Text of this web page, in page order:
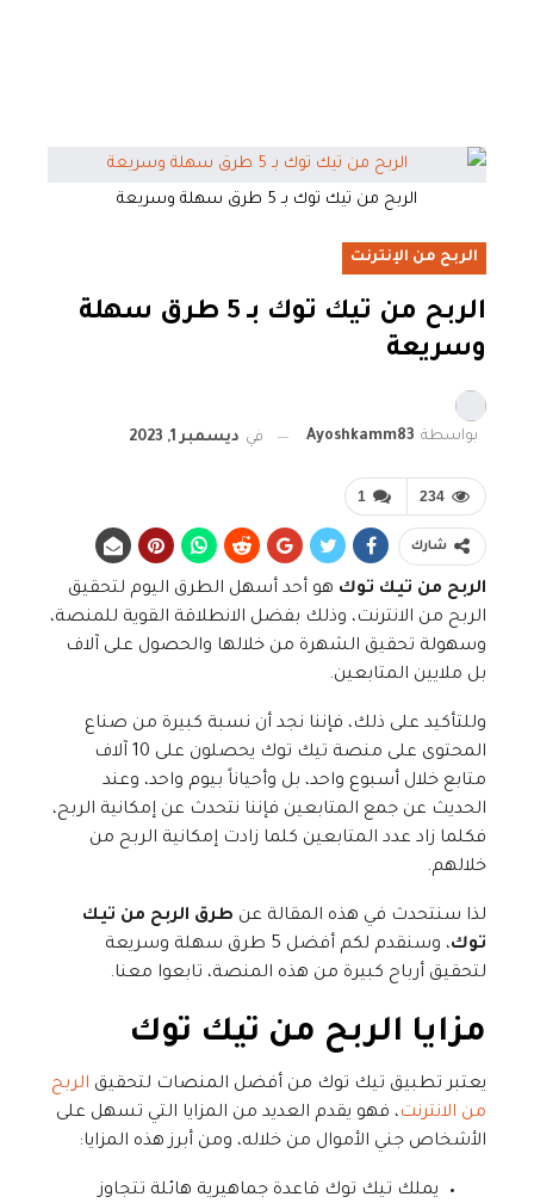
الربح من تيك توك بـ 5 طرق سهلة وسريعة
الربح من الإنترنت
الربح من تيك توك بـ 5 طرق سهلة
وسريعة
بواسطة Ayoshkamm83 في ديسمبر 1, 2023
1 234
شارك
الربح من تيك توك هو أحد أسهل الطرق اليوم لتحقيق
الربح من الانترنت، وذلك بفضل الانطلاقة القوية للمنصة،
وسهولة تحقيق الشهرة من خلالها والحصول على آلاف
بل ملايين المتابعين.
وللتأكيد على ذلك، فإننا نجد أن نسبة كبيرة من صناع
المحتوى على منصة تيك توك يحصلون على 10 آلاف
متابع خلال أسبوع واحد، بل وأحياناً بيوم واحد، وعند
الحديث عن جمع المتابعين فإننا نتحدث عن إمكانية الربح،
فكلما زاد عدد المتابعين كلما زادت إمكانية الربح من
خلالهم.
لذا سنتحدث في هذه المقالة عن طرق الربح من تيك
توك
، وسنقدم لكم أفضل 5 طرق سهلة وسريعة
لتحقيق أرباح كبيرة من هذه المنصة، تابعوا معنا.
مزايا الربح من تيك توك
يعتبر تطبيق تيك توك من أفضل المنصات لتحقيق الربح
من الانترنت، فهو يقدم العديد من المزايا التي تسهل على
الأشخاص جني الأموال من خلاله، ومن أبرز هذه المزايا:
يملك تيك توك قاعدة جماهيرية هائلة تتجاوز